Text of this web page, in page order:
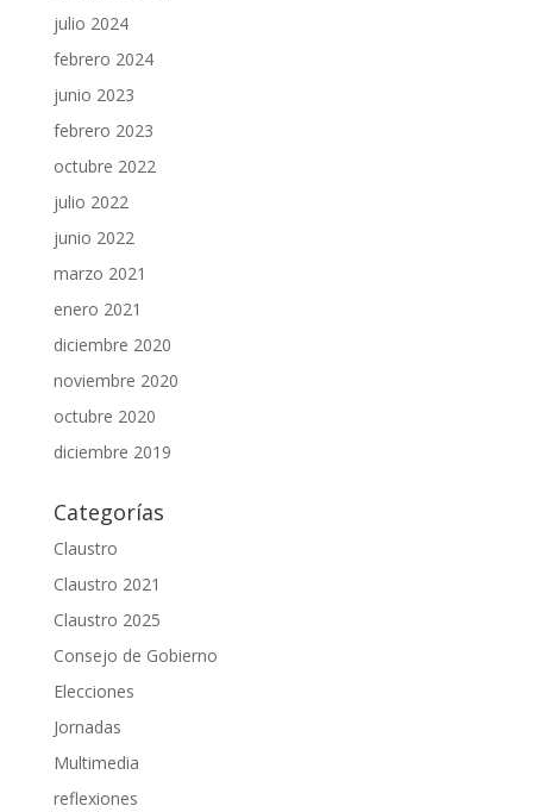
julio 2024
febrero 2024
junio 2023
febrero 2023
octubre 2022
julio 2022
junio 2022
marzo 2021
enero 2021
diciembre 2020
noviembre 2020
octubre 2020
diciembre 2019
Categorías
Claustro
Claustro 2021
Claustro 2025
Consejo de Gobierno
Elecciones
Jornadas
Multimedia
reflexiones